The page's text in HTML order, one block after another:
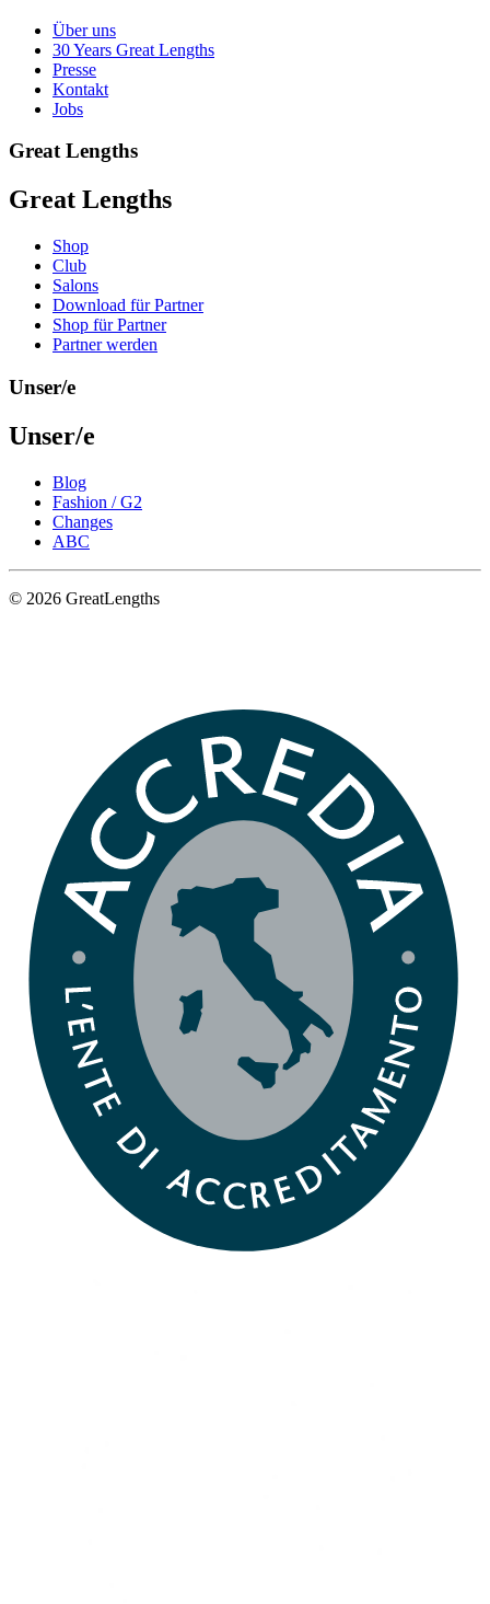
Über uns
30 Years Great Lengths
Presse
Kontakt
Jobs
Great Lengths
Great Lengths
Shop
Club
Salons
Download für Partner
Shop für Partner
Partner werden
Unser/e
Unser/e
Blog
Fashion / G2
Changes
ABC
© 2026 GreatLengths